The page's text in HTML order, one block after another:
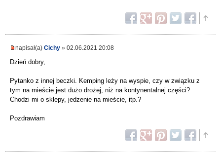
napisał(a) Cichy » 02.06.2021 20:08
Dzień dobry,
Pytanko z innej beczki. Kemping leży na wyspie, czy w związku z
tym na mieście jest dużo drożej, niż na kontynentalnej części?
Chodzi mi o sklepy, jedzenie na mieście, itp.?
Pozdrawiam